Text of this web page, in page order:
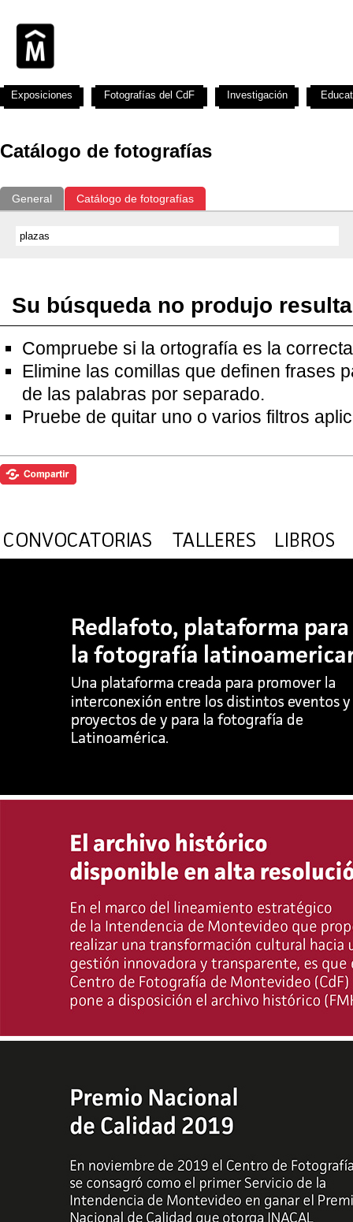
Catálogo de fotografías
General Catálogo de fotografías
Su búsqueda no produjo
Compruebe si la ortografía es la
Elimine las comillas que definen frases
de las palabras por separado.
Pruebe de quitar uno o varios filtros
Exposiciones Fotografías del CdF Investigación